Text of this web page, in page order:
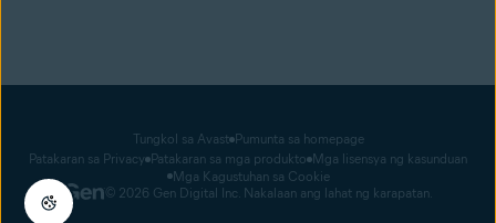
© 2026 Gen Digital Inc. Nakalaan ang lahat ng karapatan.
Patakaran sa Privacy Patakaran sa mga produkto Mga lisensya ng kasunduan
Mga Kagustuhan sa Cookie
Tungkol sa Avast Pumunta sa homepage